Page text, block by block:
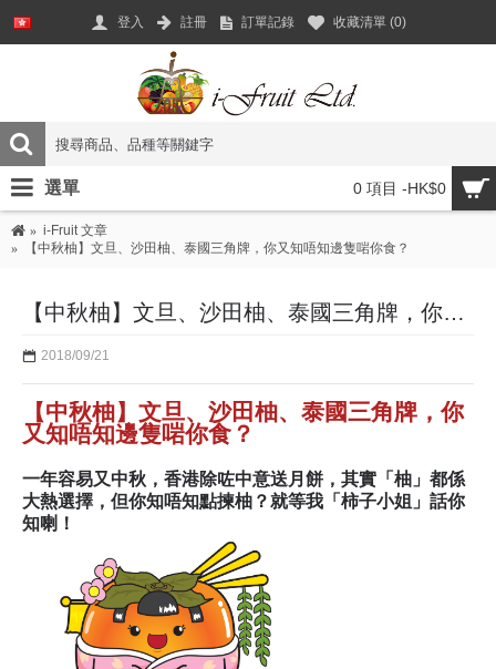
登入 註冊 訂單記錄 收藏清單 (0)
0 項目 -HK$0
選單
i-Fruit 文章
【中秋柚】文旦、沙田柚、泰國三角牌，你又知唔知邊隻啱你食？
【中秋柚】文旦、沙田柚、泰國三角牌，你又知唔知邊隻啱你食？
2018/09/21
【中秋柚】文旦、沙田柚、泰國三角牌，你
又知唔知邊隻啱你食？
一年容易又中秋，香港除咗中意送月餅，其實「柚」都係
大熱選擇，但你知唔知點揀柚？就等我「柿子小姐」話你
知喇！